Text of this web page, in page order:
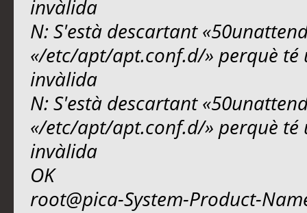
invàlida
N: S'està descartant
«/etc/apt/apt.conf.d/» perquè té
invàlida
N: S'està descartant
«/etc/apt/apt.conf.d/» perquè té
invàlida
OK
root@pica-System-Product-